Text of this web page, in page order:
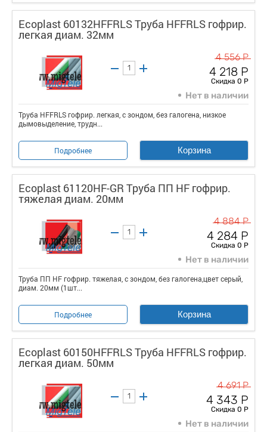
Ecoplast 60132HFFRLS Труба HFFRLS гофрир.
легкая диам. 32мм
4 556 Р
4 218 Р
Скидка 0 Р
Нет в наличии
Труба HFFRLS гофрир. легкая, с зондом, без галогена, низкое
дымовыделение, трудн...
Подробнее Корзина
Ecoplast 61120HF-GR Труба ПП HF гофрир.
тяжелая диам. 20мм
4 884 Р
4 284 Р
Скидка 0 Р
Нет в наличии
Труба ПП HF гофрир. тяжелая, с зондом, без галогена,цвет серый,
диам. 20мм (1шт...
Подробнее Корзина
Ecoplast 60150HFFRLS Труба HFFRLS гофрир.
легкая диам. 50мм
4 691 Р
4 343 Р
Скидка 0 Р
Нет в наличии